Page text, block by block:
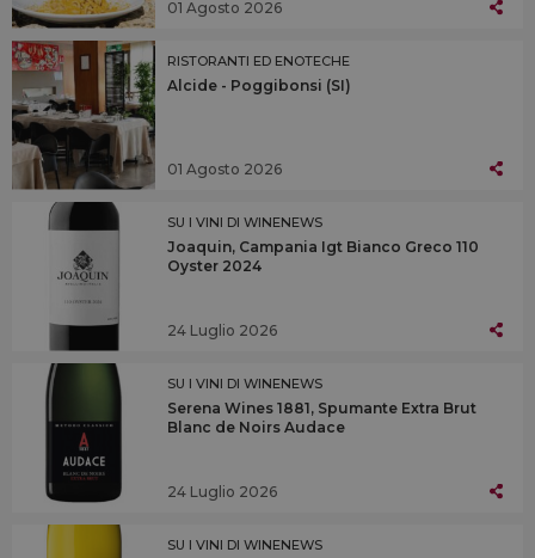
01 Agosto 2026
RISTORANTI ED ENOTECHE
Alcide - Poggibonsi (SI)
01 Agosto 2026
SU I VINI DI WINENEWS
Joaquin, Campania Igt Bianco Greco 110
Oyster 2024
24 Luglio 2026
SU I VINI DI WINENEWS
Serena Wines 1881, Spumante Extra Brut
Blanc de Noirs Audace
24 Luglio 2026
SU I VINI DI WINENEWS